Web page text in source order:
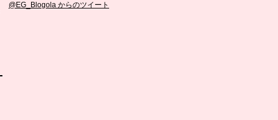
@EG_Blogola からのツイート